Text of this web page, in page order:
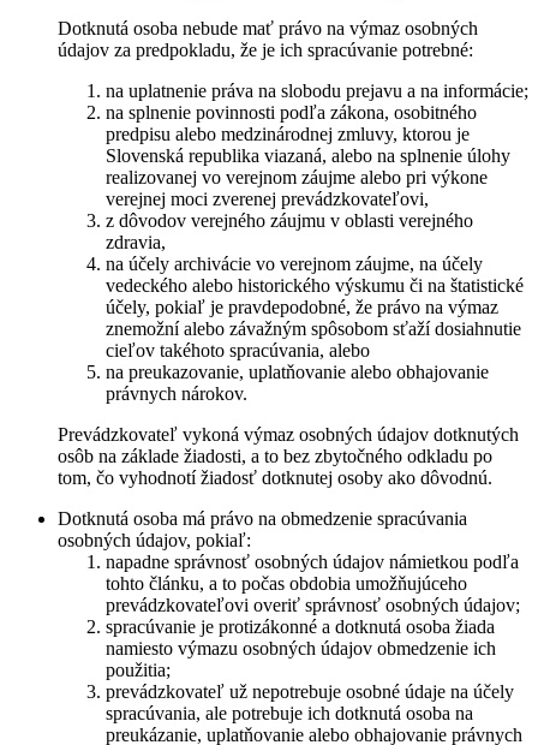
Dotknutá osoba nebude mať právo na výmaz osobných
údajov za predpokladu, že je ich spracúvanie potrebné:
na uplatnenie práva na slobodu prejavu a na informácie;
na splnenie povinnosti podľa zákona, osobitného
predpisu alebo medzinárodnej zmluvy, ktorou je
Slovenská republika viazaná, alebo na splnenie úlohy
realizovanej vo verejnom záujme alebo pri výkone
verejnej moci zverenej prevádzkovateľovi,
z dôvodov verejného záujmu v oblasti verejného
zdravia,
na účely archivácie vo verejnom záujme, na účely
vedeckého alebo historického výskumu či na štatistické
účely, pokiaľ je pravdepodobné, že právo na výmaz
znemožní alebo závažným spôsobom sťaží dosiahnutie
cieľov takéhoto spracúvania, alebo
na preukazovanie, uplatňovanie alebo obhajovanie
právnych nárokov.
Prevádzkovateľ vykoná výmaz osobných údajov dotknutých
osôb na základe žiadosti, a to bez zbytočného odkladu po
tom, čo vyhodnotí žiadosť dotknutej osoby ako dôvodnú.
Dotknutá osoba má právo na obmedzenie spracúvania
osobných údajov, pokiaľ:
napadne správnosť osobných údajov námietkou podľa
tohto článku, a to počas obdobia umožňujúceho
prevádzkovateľovi overiť správnosť osobných údajov;
spracúvanie je protizákonné a dotknutá osoba žiada
namiesto výmazu osobných údajov obmedzenie ich
použitia;
prevádzkovateľ už nepotrebuje osobné údaje na účely
spracúvania, ale potrebuje ich dotknutá osoba na
preukázanie, uplatňovanie alebo obhajovanie právnych